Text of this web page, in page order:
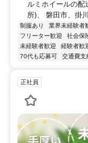
ルミホイールの
所)、 磐田市、掛
制服あり 業界未経験者
フリーター歓迎
社会保
未経験者歓迎
経験者歓
70代も応募可
交通費支
正社員